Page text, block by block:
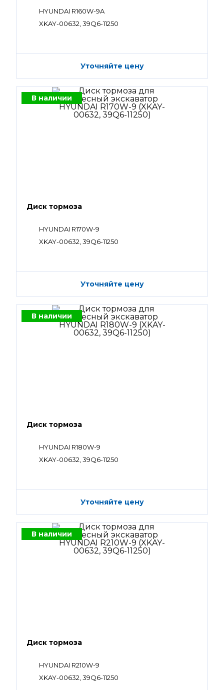
HYUNDAI R160W-9A
XKAY-00632, 39Q6-11250
Уточняйте цену
В наличии
Диск тормоза
HYUNDAI R170W-9
XKAY-00632, 39Q6-11250
Уточняйте цену
В наличии
Диск тормоза
HYUNDAI R180W-9
XKAY-00632, 39Q6-11250
Уточняйте цену
В наличии
Диск тормоза
HYUNDAI R210W-9
XKAY-00632, 39Q6-11250